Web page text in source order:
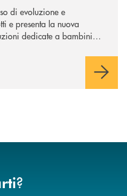
di evoluzione e
e presenta la nuova
dedicate a bambini e
con il denaro, sempre
?